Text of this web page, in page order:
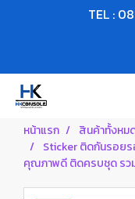
TEL :
หน้าแรก สินค้าทั้งหม
Sticker ติดกันรอย
คุณภาพดี ติดครบชุด รว